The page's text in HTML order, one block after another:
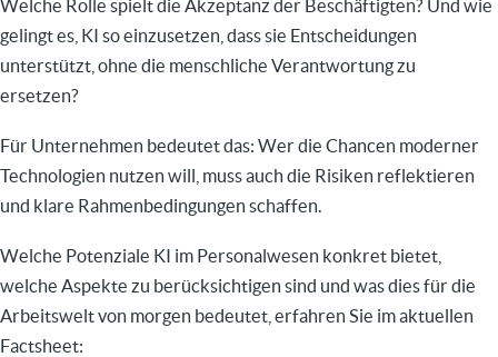
Welche Rolle spielt die Akzeptanz der Beschäftigten? Und wie
gelingt es, KI so einzusetzen, dass sie Entscheidungen
unterstützt, ohne die menschliche Verantwortung zu
ersetzen?
Für Unternehmen bedeutet das: Wer die Chancen moderner
Technologien nutzen will, muss auch die Risiken reflektieren
und klare Rahmenbedingungen schaffen.
Welche Potenziale KI im Personalwesen konkret bietet,
welche Aspekte zu berücksichtigen sind und was dies für die
Arbeitswelt von morgen bedeutet, erfahren Sie im aktuellen
Factsheet: